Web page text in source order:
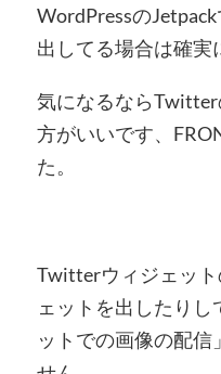
WordPressの
出してる場合は確実
気になるなら
方がいいです、
た。
Twitterウィジェッ
ェットを出したり
ットでの画像の配信